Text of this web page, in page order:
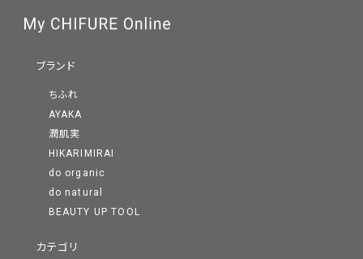
ブランド
ちふれ
AYAKA
潤肌実
HIKARIMIRAI
do organic
do natural
BEAUTY UP TOOL
カテゴリ